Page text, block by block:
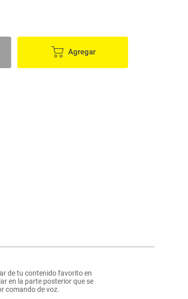
Agregar
de tu contenido favorito en
en la parte posterior que se
comando de voz.